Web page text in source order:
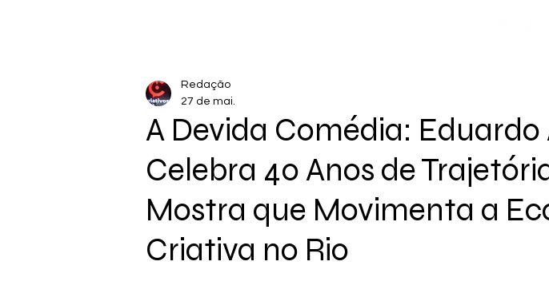
A Devida Comédia:
Celebra 40 Anos de
Mostra que Movimenta a
Criativa no Rio
Redação
27 de mai.